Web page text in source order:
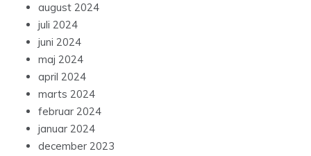
august 2024
juli 2024
juni 2024
maj 2024
april 2024
marts 2024
februar 2024
januar 2024
december 2023